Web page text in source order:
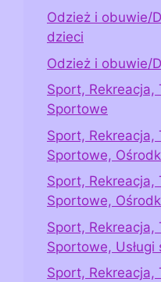
Odzież i obuwie/
dzieci
Odzież i obuwie/
Sport, Rekreacja,
Sportowe
Sport, Rekreacja,
Sportowe,
Sport, Rekreacja,
Sportowe,
Sport, Rekreacja,
Sportowe, Usługi
Sport, Rekreacja,